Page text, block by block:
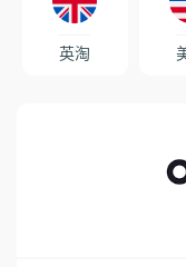
英淘